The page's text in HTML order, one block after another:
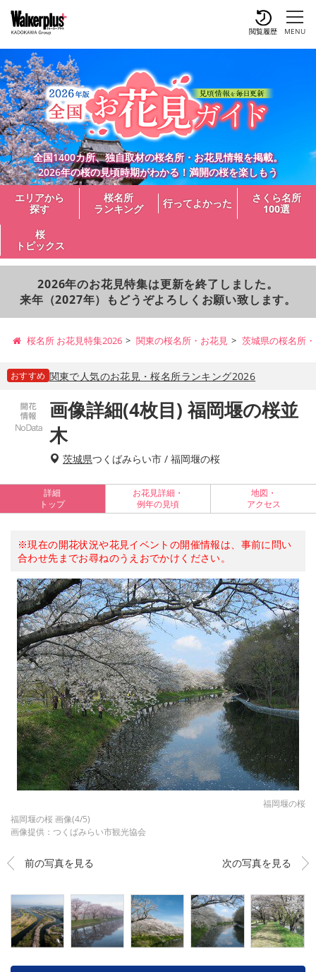
MENU
閲覧履歴
全国1400カ所、独自取材の桜名所・お花見情報を掲載。
2026年の桜の見頃時期がわかる！満開の桜を楽しもう
エリアから
探す
桜名所
ランキング
行ってよかった
さくら名所
100選
桜
トピックス
2026年のお花見特集は更新を終了しました。
来年（2027年）もどうぞよろしくお願い致します。
桜名所 お花見特集2026 関東の桜名所・お花見 茨城県の桜名所
おすすめ 関東で人気のお花見・桜名所ランキング2026
画像詳細(4枚目) 福岡堰の桜並
木
茨城県つくばみらい市 / 福岡堰の桜
詳細
トップ
お花見詳細・
例年の見頃
地図・
アクセス
※現在の開花状況や花見イベントの開催情報は、事前に問い
合わせ先までお尋ねのうえおでかけください。
福岡堰の桜
福岡堰の桜 画像(4/5)
画像提供：つくばみらい市観光協会
前の写真を見る 次の写真を見る